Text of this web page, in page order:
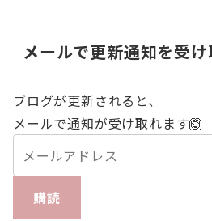
メールで更新通知を受
ブログが更新されると、
メールで通知が受け取れます🙆
購読